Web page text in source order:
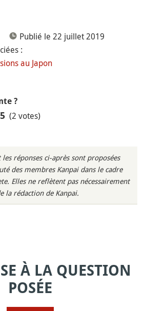
Publié le 22 juillet 2019
:
au Japon
?
(2 votes)
réponses ci-après sont proposées
des membres Kanpai dans le cadre
Elles ne reflètent pas nécessairement
la rédaction de Kanpai.
À LA QUESTION
POSÉE